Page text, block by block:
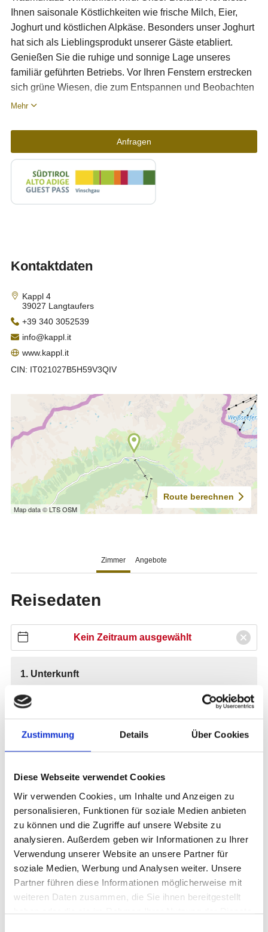
Zustimmung Details Über Cookies
Diese Webseite verwendet Cookies
Wir verwenden Cookies, um Inhalte und Anzeigen zu
personalisieren, Funktionen für soziale Medien anbieten
zu können und die Zugriffe auf unsere Website zu
analysieren. Außerdem geben wir Informationen zu Ihrer
Verwendung unserer Website an unsere Partner für
soziale Medien, Werbung und Analysen weiter. Unsere
Partner führen diese Informationen möglicherweise mit
weiteren Daten zusammen, die Sie ihnen bereitgestellt
haben oder die sie im Rahmen Ihrer Nutzung der Dienste